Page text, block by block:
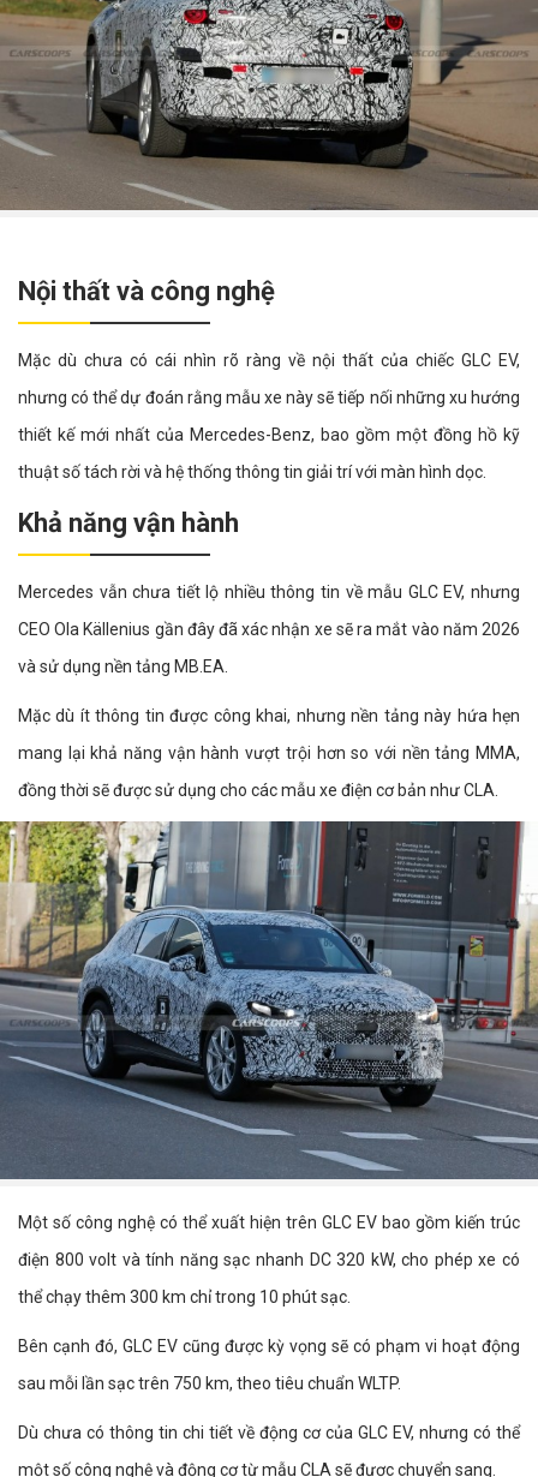
Nội thất và công nghệ
Mặc dù chưa có cái nhìn rõ ràng về nội thất của chiếc GLC EV,
nhưng có thể dự đoán rằng mẫu xe này sẽ tiếp nối những xu hướng
thiết kế mới nhất của Mercedes-Benz, bao gồm một đồng hồ kỹ
thuật số tách rời và hệ thống thông tin giải trí với màn hình dọc.
Khả năng vận hành
Mercedes vẫn chưa tiết lộ nhiều thông tin về mẫu GLC EV, nhưng
CEO Ola Källenius gần đây đã xác nhận xe sẽ ra mắt vào năm 2026
và sử dụng nền tảng MB.EA.
Mặc dù ít thông tin được công khai, nhưng nền tảng này hứa hẹn
mang lại khả năng vận hành vượt trội hơn so với nền tảng MMA,
đồng thời sẽ được sử dụng cho các mẫu xe điện cơ bản như CLA.
Một số công nghệ có thể xuất hiện trên GLC EV bao gồm kiến trúc
điện 800 volt và tính năng sạc nhanh DC 320 kW, cho phép xe có
thể chạy thêm 300 km chỉ trong 10 phút sạc.
Bên cạnh đó, GLC EV cũng được kỳ vọng sẽ có phạm vi hoạt động
sau mỗi lần sạc trên 750 km, theo tiêu chuẩn WLTP.
Dù chưa có thông tin chi tiết về động cơ của GLC EV, nhưng có thể
một số công nghệ và động cơ từ mẫu CLA sẽ được chuyển sang.